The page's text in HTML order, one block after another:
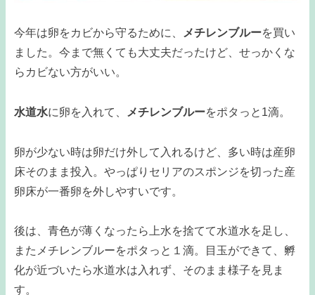
今年は卵をカビから守るために、 メチレンブルーを買い
ました。今まで無くても大丈夫だったけど、せっかくな
らカビない方がいい。
水道水に卵を入れて、 メチレンブルーをポタっと1滴。
卵が少ない時は卵だけ外して入れるけど、多い時は産卵
床そのまま投入。やっぱりセリアのスポンジを切った産
卵床が一番卵を外しやすいです。
後は、青色が薄くなったら上水を捨てて水道水を足し、
またメチレンブルーをポタっと１滴。目玉ができて、孵
化が近づいたら水道水は入れず、そのまま様子を見ま
す。